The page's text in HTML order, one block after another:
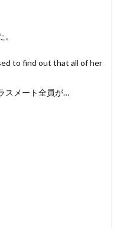
to find out that all of her
スメート全員が…